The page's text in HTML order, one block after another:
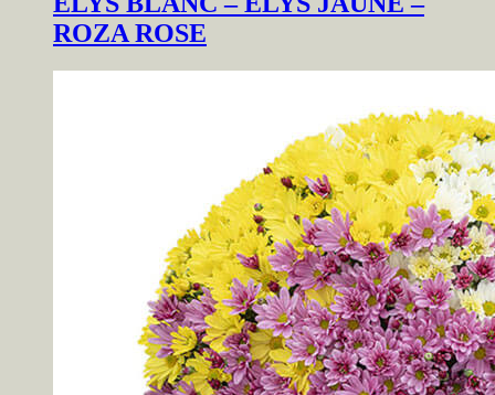
ROZA ROSE